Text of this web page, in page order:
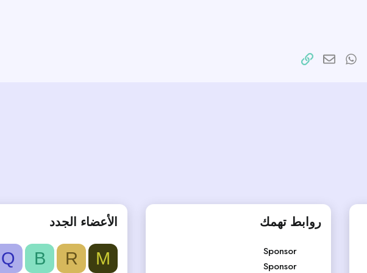
Tumblr
WhatsApp
البريد الإلكتروني
الرابط
روابط تهمك
Sponsor
Sponsor
الأعضاء الجدد
M
R
B
Q